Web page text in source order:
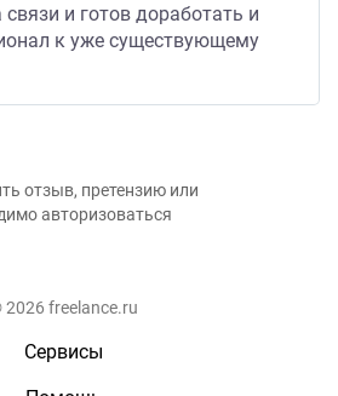
и готов доработать и
к уже существующему
отзыв, претензию или
авторизоваться
2026 freelance.ru
Сервисы